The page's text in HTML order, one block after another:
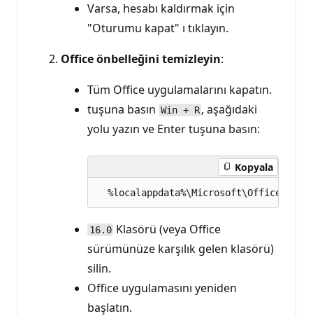
Varsa, hesabı kaldırmak için
"Oturumu kapat" ı tıklayın.
Office önbelleğini temizleyin:
Tüm Office uygulamalarını kapatın.
tuşuna basın Win + R , aşağıdaki
yolu yazın ve Enter tuşuna basın:
Kopyala
16.0 Klasörü (veya Office
sürümünüze karşılık gelen klasörü)
silin.
Office uygulamasını yeniden
başlatın.